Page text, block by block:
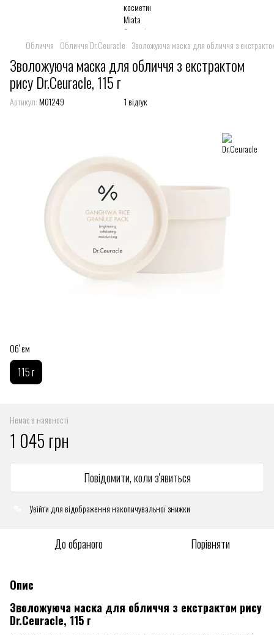
Обличчя Обличчя Dr.Ceuracle Зволожуюча маска для обличчя з
Зволожуюча маска для обличчя з екстрактом
рису Dr.Ceuracle, 115 г
Артикул:M01249 1 відгук
Обʼєм
115 г
Немає в наявності
1 045 грн
Повідомити, коли з'явиться
Увійти для відображення накопичувальної знижки
До обраного Порівняти
Опис
Зволожуюча маска для обличчя з екстрактом рису
Dr.Ceuracle, 115 г